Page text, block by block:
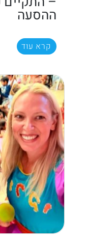
ההסעה
קרא עוד